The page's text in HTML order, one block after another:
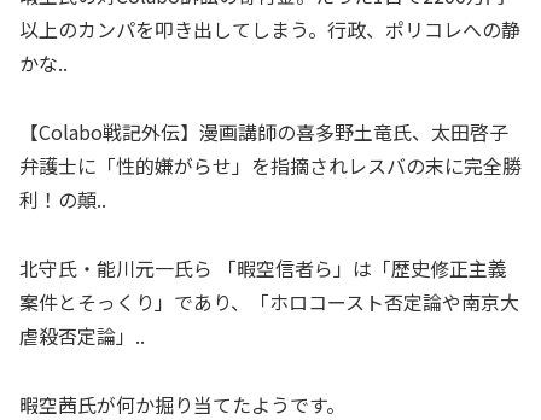
以上のカンパを叩き出してしまう。行政、ポリコレへの静
かな..
【Colabo戦記外伝】漫画講師の喜多野土竜氏、太田啓子
弁護士に「性的嫌がらせ」を指摘されレスバの末に完全勝
利！の顛..
北守氏・能川元一氏ら 「暇空信者ら」は「歴史修正主義
案件とそっくり」であり、「ホロコースト否定論や南京大
虐殺否定論」..
暇空茜氏が何か掘り当てたようです。